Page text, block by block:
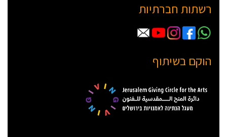
רשתות חברתיות
הוקם בשיתוף